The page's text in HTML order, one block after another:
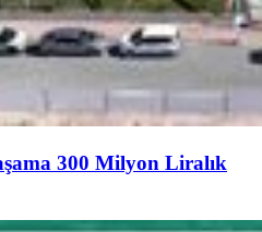
300 Milyon Liralık